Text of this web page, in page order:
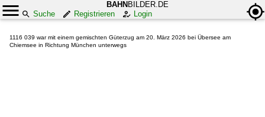
BAHN BILDER.DE
Suche
Registrieren Login
1116 039 war mit einem gemischten Güterzug am 20. März 2026 bei Übersee am
Chiemsee in Richtung München unterwegs